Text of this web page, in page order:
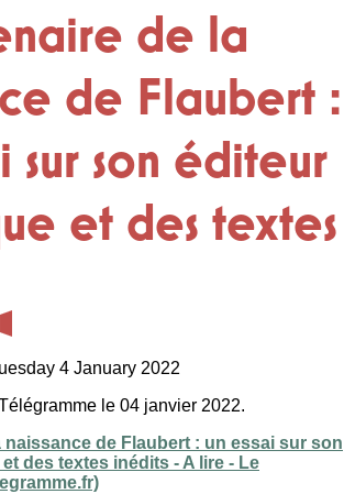
de la
de Flaubert :
sur son éditeur
et des textes
4 January 2022
le 04 janvier 2022.
naissance de Flaubert : un essai sur son
des textes inédits - A lire - Le